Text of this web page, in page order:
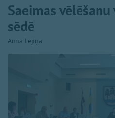
Saeimas
sēdē
Anna Lejiņa